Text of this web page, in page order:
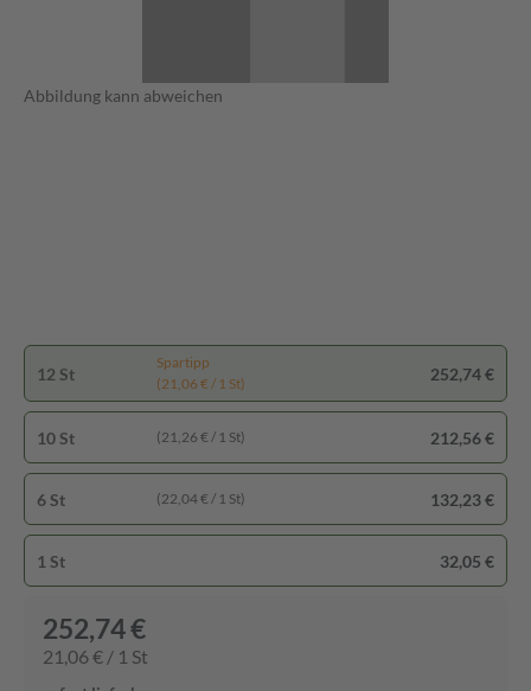
Abbildung kann abweichen
12 St
Spartipp
(21,06 € / 1 St)
252,74 €
10 St (21,26 € / 1 St) 212,56 €
6 St (22,04 € / 1 St) 132,23 €
1 St 32,05 €
252,74 €
21,06 € / 1 St